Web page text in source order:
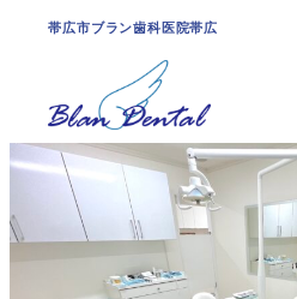
帯広市ブラン歯科医院帯広